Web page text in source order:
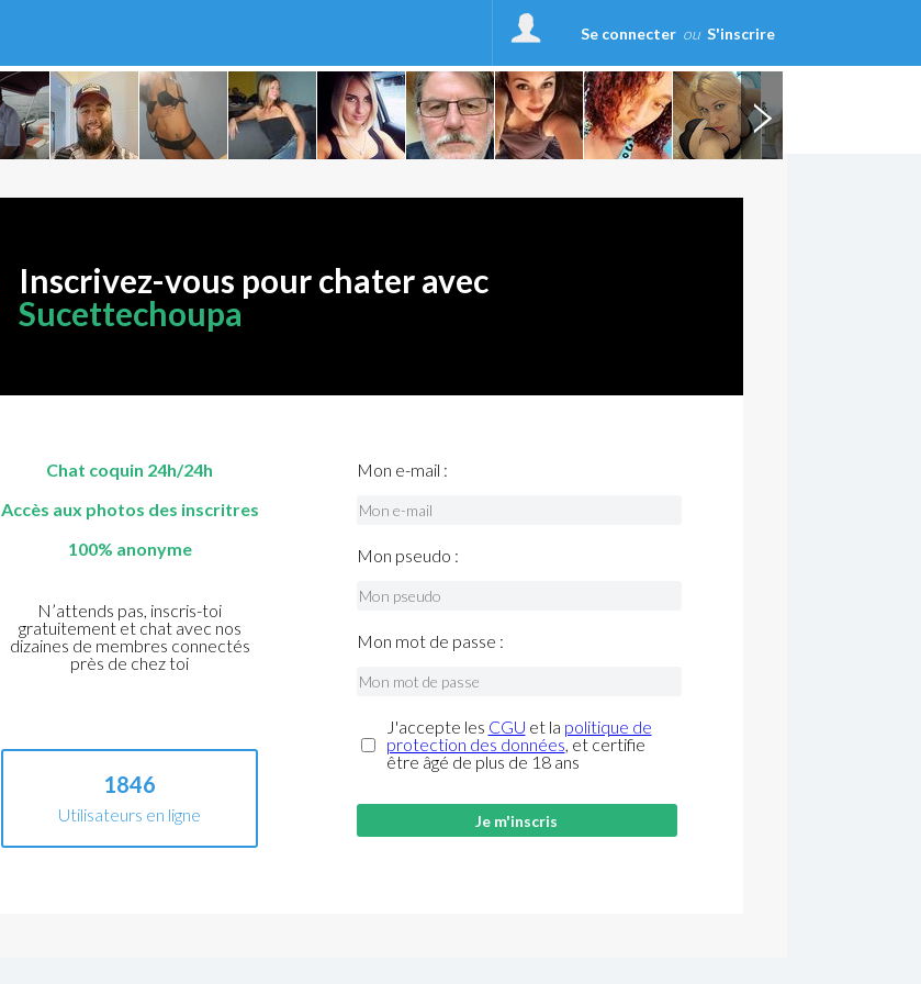
Se connecter ou S'inscrire
Inscrivez-vous pour chater avec
Sucettechoupa
Chat coquin 24h/24h
Accès aux photos des inscritres
100% anonyme
N’attends pas, inscris-toi
gratuitement et chat avec nos
dizaines de membres connectés
près de chez toi
1846
Utilisateurs en ligne
Mon e-mail :
Mon pseudo :
Mon mot de passe :
J'accepte les CGU et la politique de
protection des données, et certifie
être âgé de plus de 18 ans